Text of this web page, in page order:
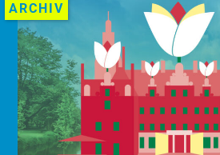
ARCHIV